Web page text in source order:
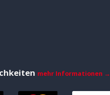
mehr Informationen →